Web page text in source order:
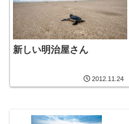
新しい明治屋さん
2012.11.24